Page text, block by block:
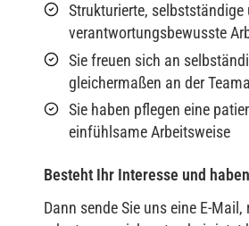
Strukturierte, selbstständige
verantwortungsbewusste
Sie freuen sich an
gleichermaßen an der
Sie haben pflegen eine
einfühlsame Arbeitsweise
Besteht Ihr Interesse und
Dann sende Sie uns eine E-